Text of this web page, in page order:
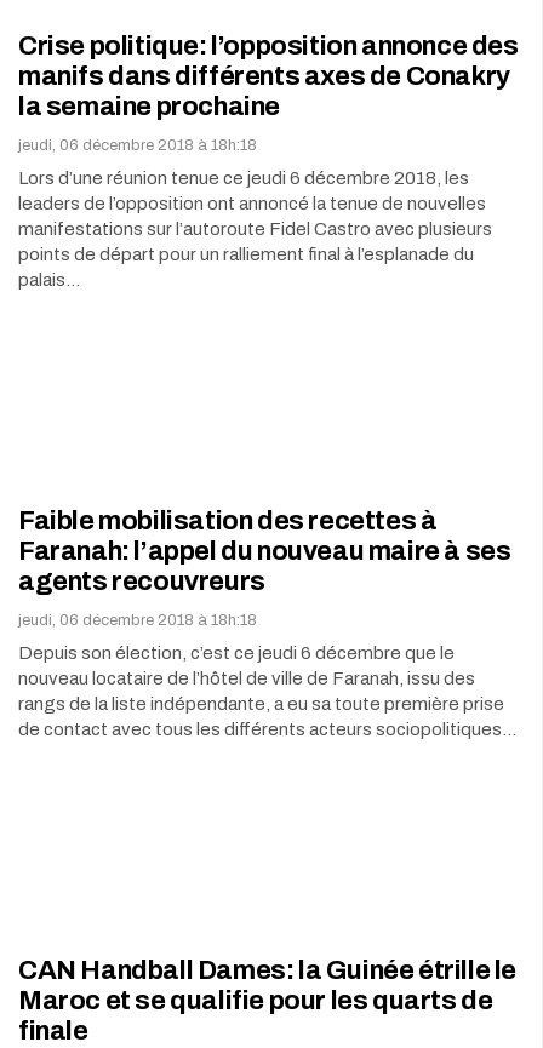
Crise politique: l’opposition annonce des
manifs dans différents axes de Conakry
la semaine prochaine
jeudi, 06 décembre 2018 à 18h:18
Lors d’une réunion tenue ce jeudi 6 décembre 2018, les
leaders de l’opposition ont annoncé la tenue de nouvelles
manifestations sur l’autoroute Fidel Castro avec plusieurs
points de départ pour un ralliement final à l’esplanade du
palais…
Faible mobilisation des recettes à
Faranah: l’appel du nouveau maire à ses
agents recouvreurs
jeudi, 06 décembre 2018 à 18h:18
Depuis son élection, c’est ce jeudi 6 décembre que le
nouveau locataire de l’hôtel de ville de Faranah, issu des
rangs de la liste indépendante, a eu sa toute première prise
de contact avec tous les différents acteurs sociopolitiques…
CAN Handball Dames: la Guinée étrille le
Maroc et se qualifie pour les quarts de
finale